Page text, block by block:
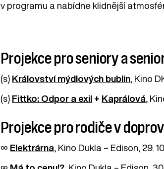
v programu a nabídne klidnější
Projekce pro seniory a
(s) Království mýdlových bublin , Kino
(s) Fittko: Odpor a exil + Kaprálová ,
Projekce pro rodiče v
∞ Elektrárna , Kino Dukla – Edison, 29.